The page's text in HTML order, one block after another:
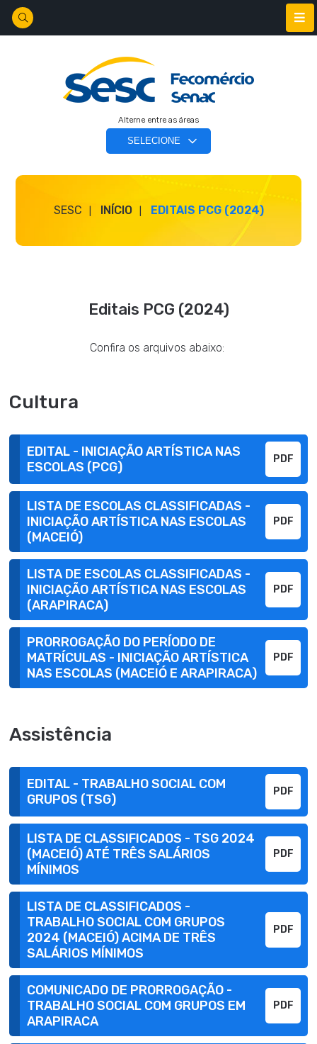
Alterne entre as áreas
SESC INÍCIO EDITAIS PCG (2024)
Editais PCG (2024)
Confira os arquivos abaixo:
Cultura
EDITAL - INICIAÇÃO ARTÍSTICA NAS
ESCOLAS (PCG)
PDF
LISTA DE ESCOLAS CLASSIFICADAS -
INICIAÇÃO ARTÍSTICA NAS ESCOLAS
(MACEIÓ)
PDF
LISTA DE ESCOLAS CLASSIFICADAS -
INICIAÇÃO ARTÍSTICA NAS ESCOLAS
(ARAPIRACA)
PDF
PRORROGAÇÃO DO PERÍODO DE
MATRÍCULAS - INICIAÇÃO ARTÍSTICA
NAS ESCOLAS (MACEIÓ E ARAPIRACA)
PDF
Assistência
EDITAL - TRABALHO SOCIAL COM
GRUPOS (TSG)
PDF
LISTA DE CLASSIFICADOS - TSG 2024
(MACEIÓ) ATÉ TRÊS SALÁRIOS
MÍNIMOS
PDF
LISTA DE CLASSIFICADOS -
TRABALHO SOCIAL COM GRUPOS
2024 (MACEIÓ) ACIMA DE TRÊS
SALÁRIOS MÍNIMOS
PDF
COMUNICADO DE PRORROGAÇÃO -
TRABALHO SOCIAL COM GRUPOS EM
ARAPIRACA
PDF